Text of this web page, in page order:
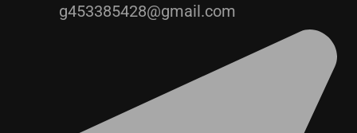
g453385428@gmail.com